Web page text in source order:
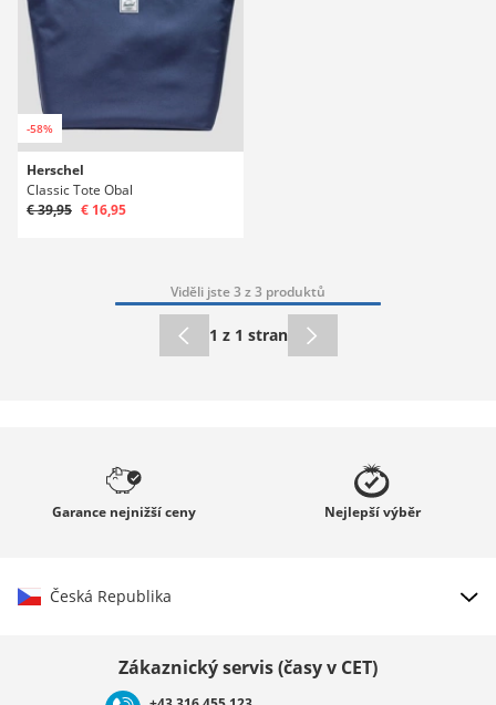
-58%
Herschel
Classic Tote Obal
€ 39,95 € 16,95
Viděli jste 3 z 3 produktů
1 z 1 stran
Garance nejnižší ceny Nejlepšívýběr
Česká Republika
Zákaznický servis (časy v CET)